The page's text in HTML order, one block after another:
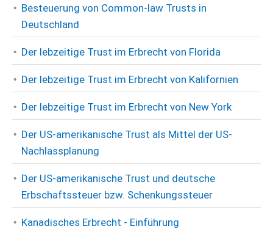
Besteuerung von Common-law Trusts in
Deutschland
Der lebzeitige Trust im Erbrecht von Florida
Der lebzeitige Trust im Erbrecht von Kalifornien
Der lebzeitige Trust im Erbrecht von New York
Der US-amerikanische Trust als Mittel der US-
Nachlassplanung
Der US-amerikanische Trust und deutsche
Erbschaftssteuer bzw. Schenkungssteuer
Kanadisches Erbrecht - Einführung